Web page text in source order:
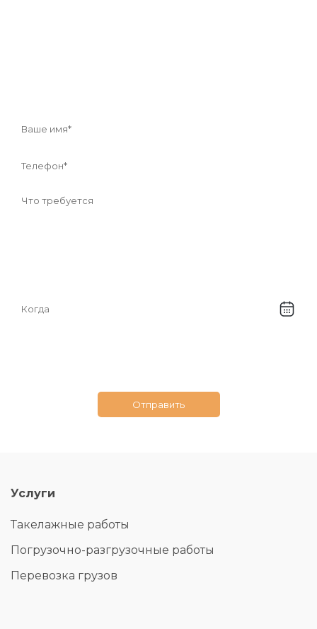
Отправить
Услуги
Такелажные работы
Погрузочно-разгрузочные работы
Перевозка грузов